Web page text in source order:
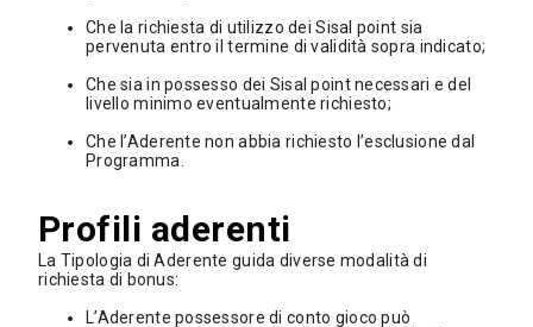
Che la richiesta di utilizzo dei Sisal point sia
pervenuta entro il termine di validità sopra indicato;
Che sia in possesso dei Sisal point necessari e del
livello minimo eventualmente richiesto;
Che l’Aderente non abbia richiesto l’esclusione dal
Programma.
Profili aderenti
La Tipologia di Aderente guida diverse modalità di
richiesta di bonus:
L’Aderente possessore di conto gioco può